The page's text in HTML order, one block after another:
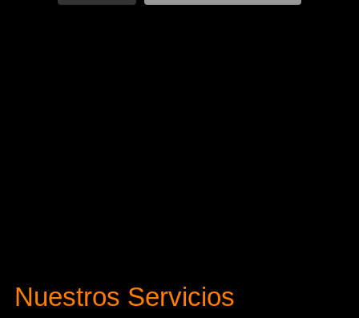
Nuestros Servicios